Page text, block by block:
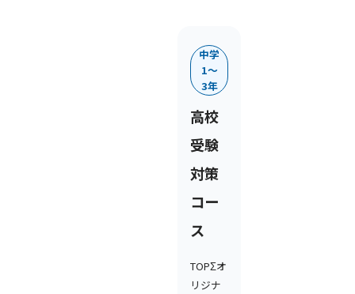
中学
1〜
3年
高校
受験
対策
コー
ス
TOPΣオ
リジナ